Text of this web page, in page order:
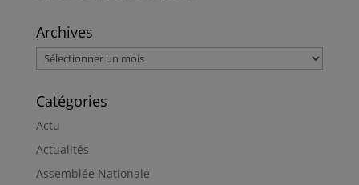
Archives
Archives
Catégories
Actu
Actualités
Assemblée Nationale